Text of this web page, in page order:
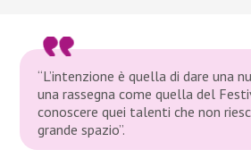
“L’intenzione è quella di dare una
una rassegna come quella del
conoscere quei talenti che non
grande spazio”.